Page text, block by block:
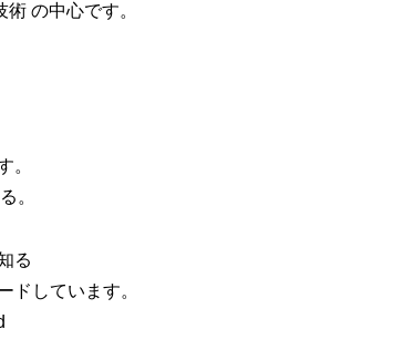
の中心です。
。
。
る
ドしています。